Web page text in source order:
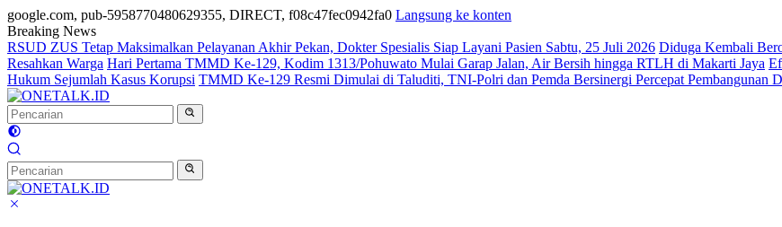
google.com, pub-5958770480629355, DIRECT, f08c47fec0942fa0 Langsung ke konten
Breaking News
RSUD ZUS Tetap Maksimalkan Pelayanan Akhir Pekan, Dokter Spesialis Siap Layani Pasien Sabtu, 25 Juli 2026 Diduga Kembali
Resahkan Warga Hari Pertama TMMD Ke-129, Kodim 1313/Pohuwato Mulai Garap Jalan, Air Bersih hingga RTLH di Makarti Jaya
Hukum Sejumlah Kasus Korupsi TMMD Ke-129 Resmi Dimulai di Taluditi, TNI-Polri dan Pemda Bersinergi Percepat Pembangunan